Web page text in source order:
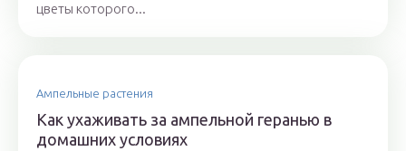
цветы которого...
Ампельные растения
Как ухаживать за ампельной геранью в
домашних условиях